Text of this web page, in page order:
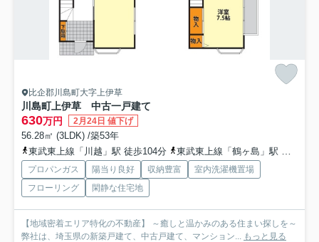
比企郡川島町大字上伊草
川島町上伊草 中古一戸建て
630万円 2月24日 値下げ
56.28㎡ (3LDK) /築53年
東武東上線「川越」駅 徒歩104分
東武東上線「鶴ヶ島」駅 徒歩92分
プロパンガス 陽当り良好 収納豊富
室内洗濯機置場
フローリング
閑静な住宅地
【地域密着エリア特化の不動産】 ～癒しと温かみのある住まい探しを～
弊社は、埼玉県の新築戸建て、中古戸建て、マンション...
もっと見る